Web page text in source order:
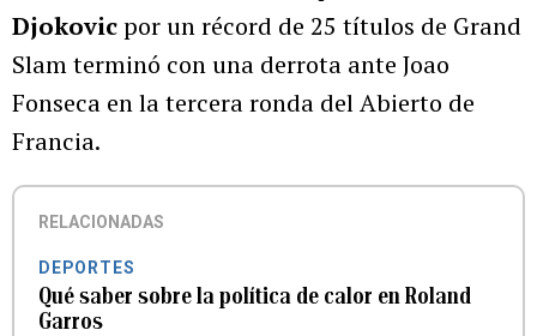
Djokovicpor un récord de 25 títulos de Grand
Slam terminó con una derrota ante Joao
Fonseca en la tercera ronda del Abierto de
Francia.
RELACIONADAS
DEPORTES
Qué saber sobre la política de calor en Roland
Garros